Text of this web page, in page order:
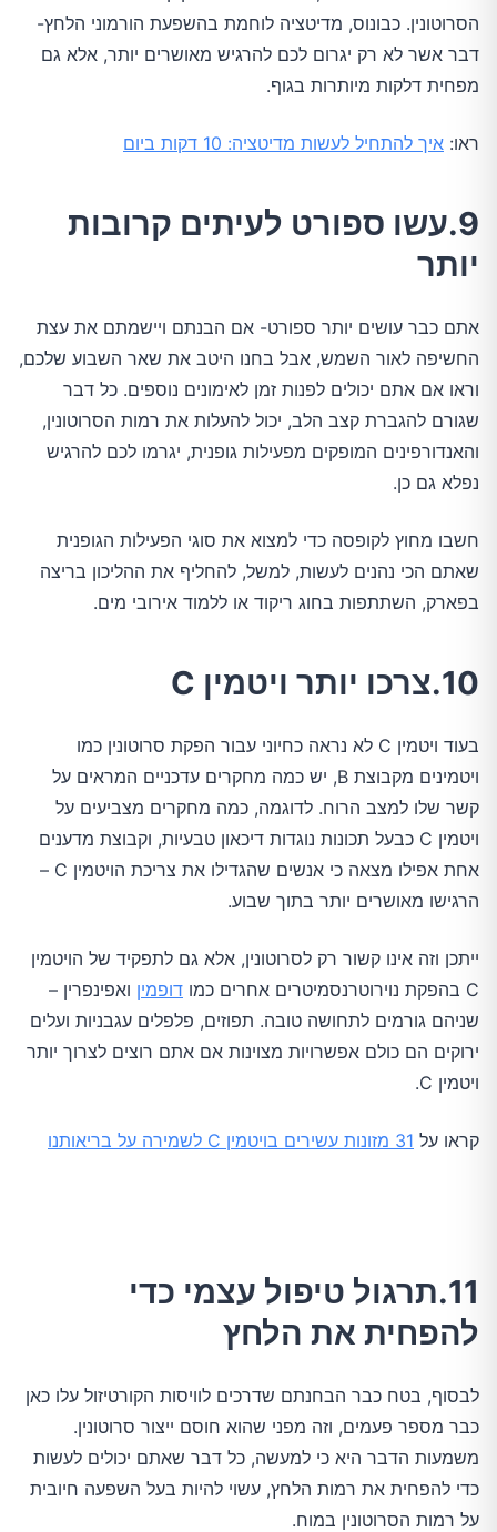
הסרוטונין. כבונוס, מדיטציה לוחמת בהשפעת הורמוני הלחץ-
דבר אשר לא רק יגרום לכם להרגיש מאושרים יותר, אלא גם
מפחית דלקות מיותרות בגוף.
ראו: איך להתחיל לעשות מדיטציה: 10 דקות ביום
9.עשו ספורט לעיתים קרובות
יותר
אתם כבר עושים יותר ספורט- אם הבנתם ויישמתם את עצת
החשיפה לאור השמש, אבל בחנו היטב את שאר השבוע שלכם,
וראו אם אתם יכולים לפנות זמן לאימונים נוספים. כל דבר
שגורם להגברת קצב הלב, יכול להעלות את רמות הסרוטונין,
והאנדורפינים המופקים מפעילות גופנית, יגרמו לכם להרגיש
נפלא גם כן.
חשבו מחוץ לקופסה כדי למצוא את סוגי הפעילות הגופנית
שאתם הכי נהנים לעשות, למשל, להחליף את ההליכון בריצה
בפארק, השתתפות בחוג ריקוד או ללמוד אירובי מים.
10.צרכו יותר ויטמין C
בעוד ויטמין C לא נראה כחיוני עבור הפקת סרוטונין כמו
ויטמינים מקבוצת B, יש כמה מחקרים עדכניים המראים על
קשר שלו למצב הרוח. לדוגמה, כמה מחקרים מצביעים על
ויטמין C כבעל תכונות נוגדות דיכאון טבעיות, וקבוצת מדענים
אחת אפילו מצאה כי אנשים שהגדילו את צריכת הויטמין C –
הרגישו מאושרים יותר בתוך שבוע.
ייתכן וזה אינו קשור רק לסרוטונין, אלא גם לתפקיד של הויטמין
C בהפקת נוירוטרנסמיטרים אחרים כמו
דופמין ואפינפרין –
שניהם גורמים לתחושה טובה. תפוזים, פלפלים עגבניות ועלים
ירוקים הם כולם אפשרויות מצוינות אם אתם רוצים לצרוך יותר
ויטמין C.
קראו על 31 מזונות עשירים בויטמין C לשמירה על בריאותנו
11.תרגול טיפול עצמי כדי
להפחית את הלחץ
לבסוף, בטח כבר הבחנתם שדרכים לוויסות הקורטיזול עלו כאן
כבר מספר פעמים, וזה מפני שהוא חוסם ייצור סרוטונין.
משמעות הדבר היא כי למעשה, כל דבר שאתם יכולים לעשות
כדי להפחית את רמות הלחץ, עשוי להיות בעל השפעה חיובית
על רמות הסרוטונין במוח.